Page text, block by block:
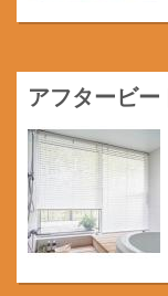
アフタービー